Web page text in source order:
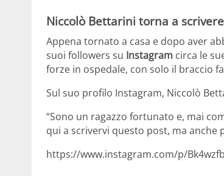
Niccolò Bettarini torna a
Appena tornato a casa e dopo aver
suoi followers su Instagram circa le
forze in ospedale, con solo il braccio
Sul suo profilo Instagram, Niccolò
“Sono un ragazzo fortunato e, mai
qui a scrivervi questo post, ma anche
https://www.instagram.com/p/